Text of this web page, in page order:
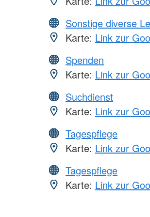
Sonstige diverse
Karte: Link zur
Spenden
Karte: Link zur
Suchdienst
Karte: Link zur
Tagespflege
Karte: Link zur
Tagespflege
Karte: Link zur